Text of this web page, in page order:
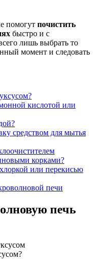
помогут почистить
быстро и с
лишь выбрать то
момент и следовать
кислотой или
средством для мытья
корками?
или перекисью
печи
печь